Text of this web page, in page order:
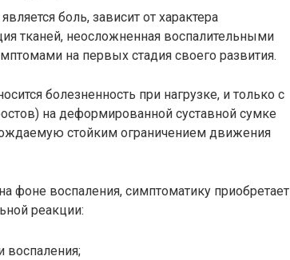
боль, зависит от характера
тканей, неосложненная воспалительными
на первых стадия своего развития.
болезненность при нагрузке, и только с
на деформированной суставной сумке
стойким ограничением движения
фоне воспаления, симптоматику приобретает
реакции:
воспаления;